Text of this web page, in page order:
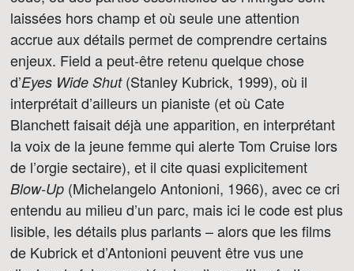
laissées hors champ et où seule une attention
accrue aux détails permet de comprendre certains
enjeux. Field a peut-être retenu quelque chose
d’Eyes Wide Shut(Stanley Kubrick, 1999), où il
interprétait d’ailleurs un pianiste (et où Cate
Blanchett faisait déjà une apparition, en interprétant
la voix de la jeune femme qui alerte Tom Cruise lors
de l’orgie sectaire), et il cite quasi explicitement
Blow-Up (Michelangelo Antonioni, 1966), avec ce cri
entendu au milieu d’un parc, mais ici le code est plus
lisible, les détails plus parlants – alors que les films
de Kubrick et d’Antonioni peuvent être vus une